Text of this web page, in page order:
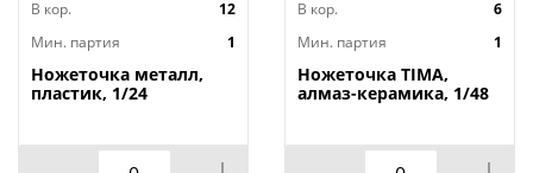
В кор.
12
Мин. партия
1
Ножеточка металл,
пластик, 1/24
В кор.
6
Мин. партия
1
Ножеточка TIMA,
алмаз-керамика, 1/48